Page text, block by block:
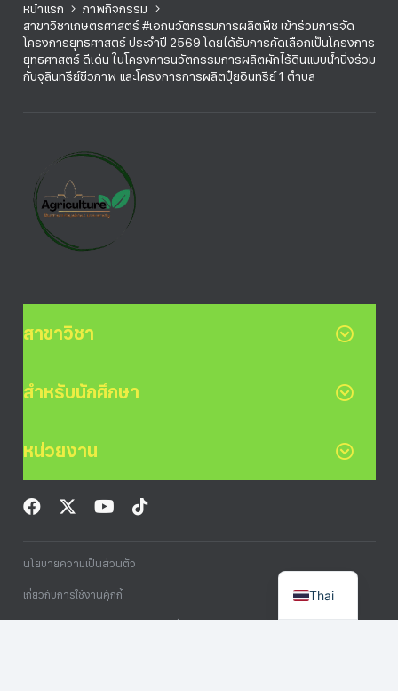
หน้าแรก
ภาพกิจกรรม
สาขาวิชาเกษตรศาสตร์ #เอกนวัตกรรมการผลิตพืช เข้าร่วมการจัด
โครงการยุทธศาสตร์ ประจำปี 2569 โดยได้รับการคัดเลือกเป็นโครงการ
ยุทธศาสตร์ ดีเด่น ในโครงการนวัตกรรมการผลิตผักไร้ดินแบบน้ำนิ่งร่วม
กับจุลินทรีย์ชีวภาพ และโครงการการผลิตปุ๋ยอินทรีย์ 1 ตำบล
สาขาวิชา
สำหรับนักศึกษา
หน่วยงาน
นโยบายความเป็นส่วนตัว
เกี่ยวกับการใช้งานคุ้กกี้ Thai